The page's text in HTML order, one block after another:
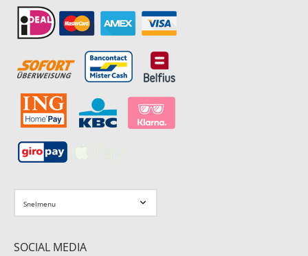
SOCIAL MEDIA